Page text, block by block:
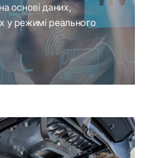
основі даних,
у режимі реального